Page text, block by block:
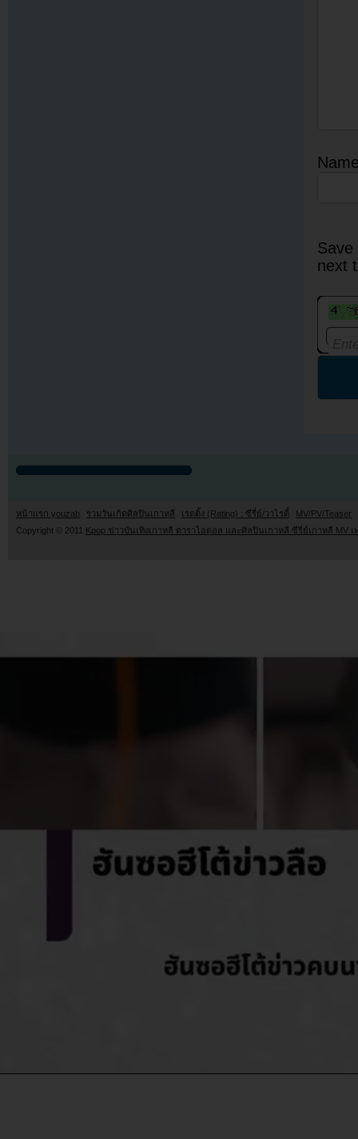
next
หน้าแรก youzab รวมวันเกิดศิลปินเกาหลี เรตติ้ง (Rating) : ซีรี่ย์/วาไรตี้
MV/PV/Teaser
Copyright © 2011 Kpop ข่าวบันเทิงเกาหลี ดาราไอดอล และศิลปินเกาหลี ซีรี่ย์เกาหลี MV